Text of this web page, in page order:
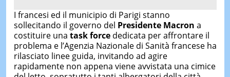
I francesi ed il municipio di Parigi stanno
sollecitando il governo del Presidente Macron a
costituire una task forcededicata per affrontare il
problema e l’Agenzia Nazionale di Sanità francese ha
rilasciato linee guida, invitando ad agire
rapidamente non appena viene avvistata una cimice